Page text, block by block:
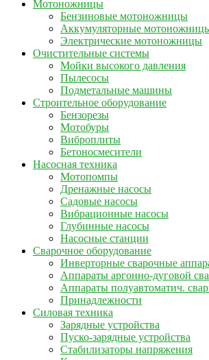
Мотоножницы
Бензиновые мотоножницы
Аккумуляторные
Электрические мотоножницы
Очистительные системы
Мойки высокого давления
Пылесосы
Подметальные машины
Строительное оборудование
Бензорезы
Мотобуры
Виброплиты
Бетоносмесители
Насосная техника
Мотопомпы
Дренажные насосы
Садовые насосы
Вибрационные насосы
Глубинные насосы
Насосные станции
Сварочное оборудование
Инверторные сварочные
Аппараты аргонно-дуговой
Аппараты полуавтоматич.
Принадлежности
Силовая техника
Зарядные устройства
Пуско-зарядные устройства
Стабилизаторы напряжения